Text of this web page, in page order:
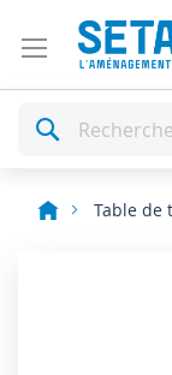
Rechercher
Table de